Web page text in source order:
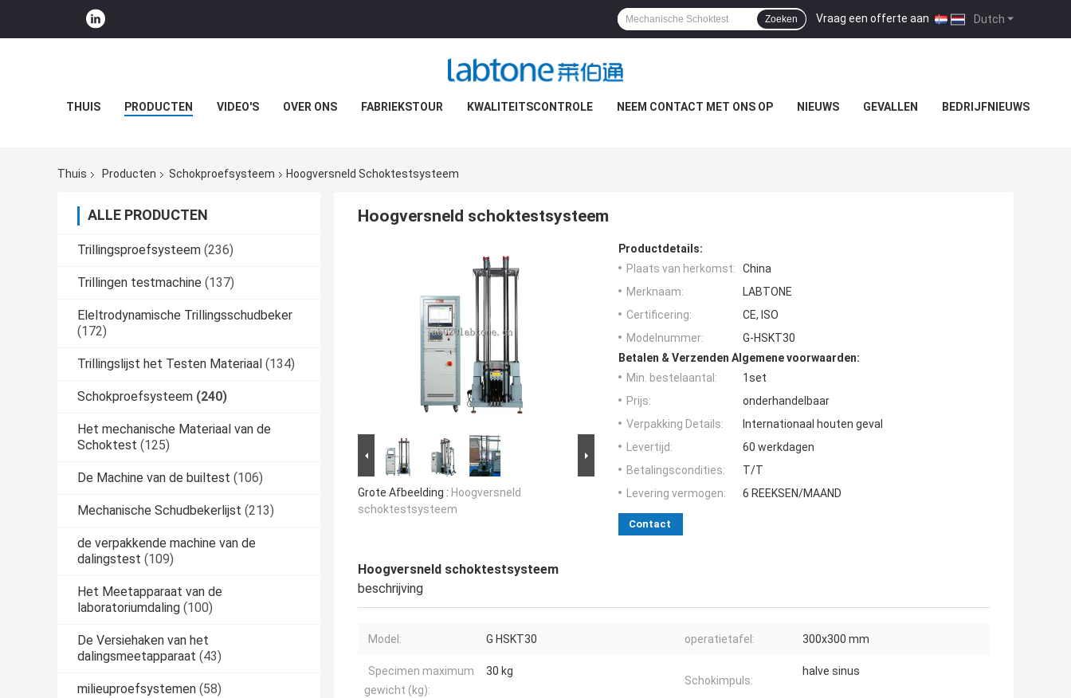
Dutch
Vraag een offerte aan |
Zoeken
THUIS PRODUCTEN VIDEO'S OVER ONS FABRIEKSTOUR KWALITEITSCONTROLE NEEM CONTACT MET ONS OP NIEUWS GEVALLEN BEDRIJFNIEUWS
Thuis Producten Schokproefsysteem Hoogversneld Schoktestsysteem
ALLE PRODUCTEN
Trillingsproefsysteem (236)
Trillingen testmachine (137)
Eleltrodynamische Trillingsschudbeker
(172)
Trillingslijst het Testen Materiaal (134)
Schokproefsysteem (240)
Het mechanische Materiaal van de
Schoktest (125)
De Machine van de builtest (106)
Mechanische Schudbekerlijst (213)
de verpakkende machine van de
dalingstest (109)
Het Meetapparaat van de
laboratoriumdaling (100)
De Versiehaken van het
dalingsmeetapparaat (43)
milieuproefsystemen (58)
Hoogversneld schoktestsysteem
Grote Afbeelding : Hoogversneld
schoktestsysteem
Productdetails:
Plaats van herkomst:
China
Merknaam:
LABTONE
Certificering:
CE, ISO
Modelnummer:
G-HSKT30
Betalen & Verzenden Algemene voorwaarden:
Min. bestelaantal:
1set
Prijs:
onderhandelbaar
Verpakking Details:
Internationaal houten geval
Levertijd:
60 werkdagen
Betalingscondities:
T/T
Levering vermogen:
6 REEKSEN/MAAND
Contact
Hoogversneld schoktestsysteem
beschrijving
Model: G HSKT30 operatietafel: 300x300 mm
Specimen maximum
gewicht (kg):
30 kg
Schokimpuls:
halve sinus